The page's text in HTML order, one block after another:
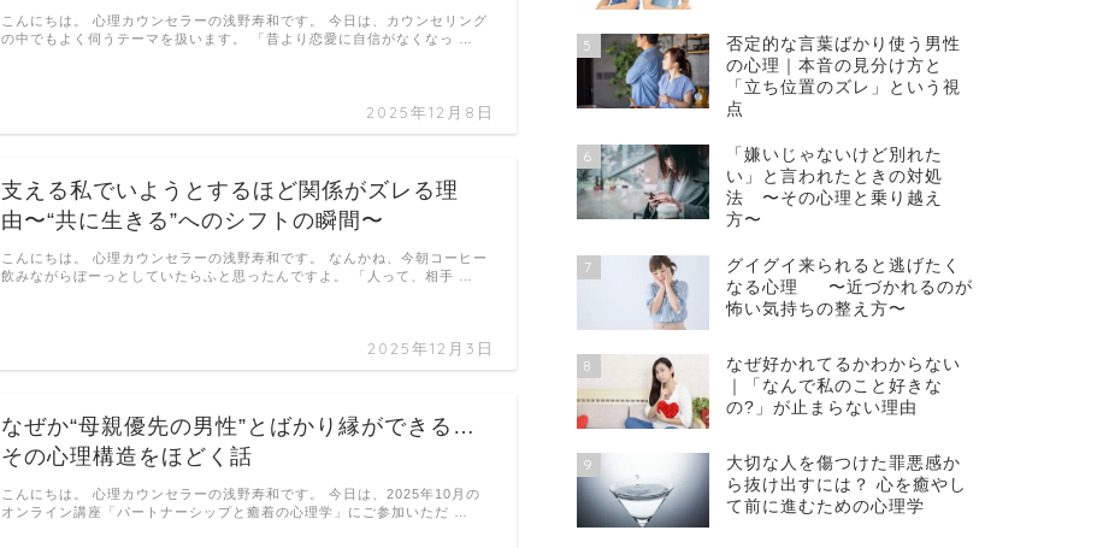
2025年12月8日
こんにちは。 心理カウンセラーの浅野寿和です。 今日は、カウンセリング
の中でもよく伺うテーマを扱います。 「昔より恋愛に自信がなくなっ …
支える私でいようとするほど関係がズレる理
由〜“共に生きる”へのシフトの瞬間〜
2025年12月3日
こんにちは。 心理カウンセラーの浅野寿和です。 なんかね、今朝コーヒー
飲みながらぼーっとしていたらふと思ったんですよ。 「人って、相手 …
なぜか“母親優先の男性”とばかり縁ができる…
その心理構造をほどく話
こんにちは。 心理カウンセラーの浅野寿和です。 今日は、2025年10月の
オンライン講座「パートナーシップと癒着の心理学」にご参加いただ …
5
否定的な言葉ばかり使う男性
の心理｜本音の見分け方と
「立ち位置のズレ」という視
点
6
「嫌いじゃないけど別れた
い」と言われたときの対処
法 〜その心理と乗り越え
方〜
7
グイグイ来られると逃げたく
なる心理 〜近づかれるのが
怖い気持ちの整え方〜
8
なぜ好かれてるかわからない
｜「なんで私のこと好きな
の?」が止まらない理由
9
大切な人を傷つけた罪悪感か
ら抜け出すには？ 心を癒やし
て前に進むための心理学